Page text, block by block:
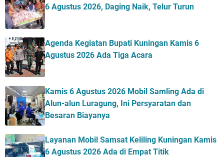
6 Agustus 2026, Daging Naik, Telur Turun
Agenda Kegiatan Bupati Kuningan Kamis 6
Agustus 2026 Ada Tiga Acara
Kamis 6 Agustus 2026 Mobil Samling Ada di
Alun-alun Luragung, Ini Persyaratan dan
Besaran Biayanya
Layanan Mobil Samsat Keliling Kuningan Kamis
6 Agustus 2026 Ada di Empat Titik